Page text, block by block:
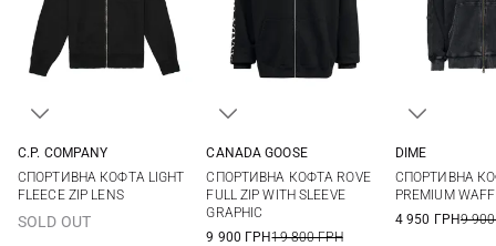
3XL
C.P. COMPANY
СПОРТИВНА КОФТА LIGHT
FLEECE ZIP LENS
SOLD OUT
XXL
CANADA GOOSE
СПОРТИВНА КОФТА ROVE
FULL ZIP WITH SLEEVE
GRAPHIC
9 900 ГРН19 800 ГРН
DIME
СПОРТИВНА
PREMIUM
4 950 ГРН9